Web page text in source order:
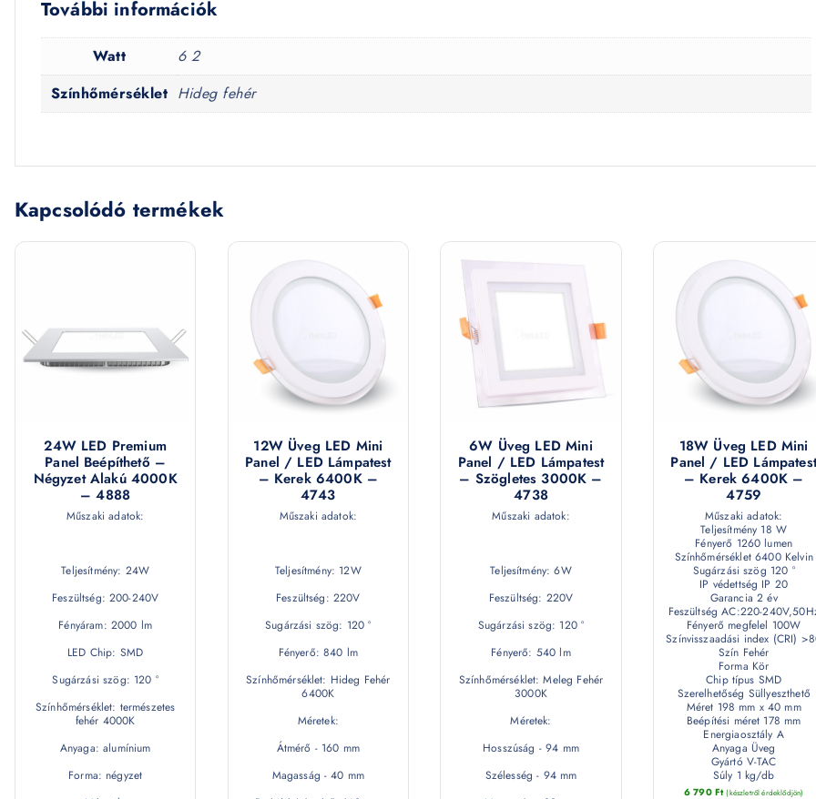
További információk
Watt
6 2
Színhőmérséklet Hideg fehér
Kapcsolódó termékek
24W LED Premium
Panel Beépíthető –
Négyzet Alakú 4000K
– 4888
Műszaki adatok:
Teljesítmény: 24W
Feszültség: 200-240V
Fényáram: 2000 lm
LED Chip: SMD
Sugárzási szög: 120 °
Színhőmérséklet: természetes
fehér 4000K
Anyaga: alumínium
Forma: négyzet
12W Üveg LED Mini
Panel / LED Lámpatest
– Kerek 6400K –
4743
Műszaki adatok:
Teljesítmény: 12W
Feszültség: 220V
Sugárzási szög: 120 °
Fényerő: 840 lm
Színhőmérséklet: Hideg Fehér
6400K
Méretek:
Átmérő - 160 mm
Magasság - 40 mm
6W Üveg LED Mini
Panel / LED Lámpatest
– Szögletes 3000K –
4738
Műszaki adatok:
Teljesítmény: 6W
Feszültség: 220V
Sugárzási szög: 120 °
Fényerő: 540 lm
Színhőmérséklet: Meleg Fehér
3000K
Méretek:
Hosszúság - 94 mm
Szélesség - 94 mm
18W Üveg LED Mini
Panel / LED Lámpatest
– Kerek 6400K –
4759
Műszaki adatok:
Teljesítmény 18 W
Fényerő 1260 lumen
Színhőmérséklet 6400 Kelvin
Sugárzási szög 120 °
IP védettség IP 20
Garancia 2 év
Feszültség AC:220-
Fényerő megfelel 100W
Színvisszaadási index (CRI)
Szín Fehér
Forma Kör
Chip típus SMD
Szerelhetőség Süllyeszthető
Méret 198 mm x 40 mm
Beépítési méret 178 mm
Energiaosztály A
Anyaga Üveg
Gyártó V-TAC
Súly 1 kg/db
6 790 Ft (készletről érdeklődjön)